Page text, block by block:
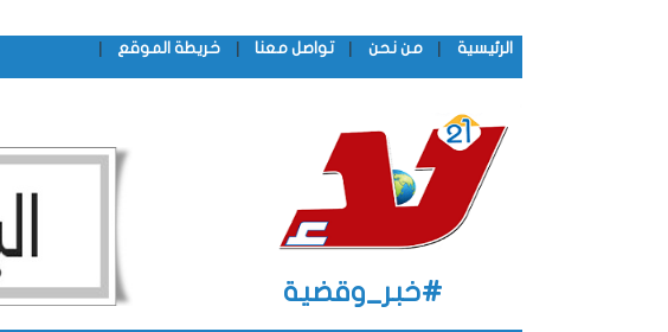
الرئيسية | من نحن | تواصل معنا | خريطة الموقع |
#خبر_وقضية